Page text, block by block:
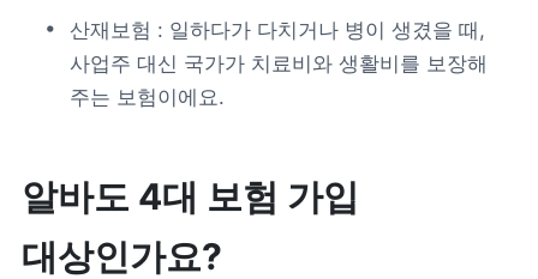
사장님 스토리
대리점 홈페이지
광고 제휴
산재보험 : 일하다가 다치거나 병이 생겼을 때,
사업주 대신 국가가 치료비와 생활비를 보장해
주는 보험이에요.
알바도 4대 보험 가입
대상인가요?